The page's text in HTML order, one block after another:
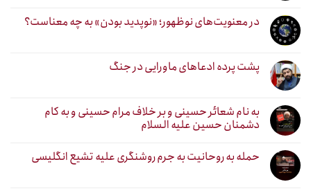
در معنویت‌های نوظهور؛ «نوپدید بودن» به چه معناست؟
پشت پرده ادعاهای ماورایی در جنگ
به نام شعائر حسینی و بر خلاف مرام حسینی و به کام
دشمنان حسین علیه السلام
حمله به روحانیت به جرم روشنگری علیه تشیع انگلیسی